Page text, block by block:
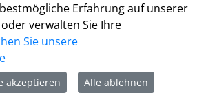
ist generell nur mit
Termine können unter
gebucht werden. Für
ist keine Terminvereinbarung
Erfahrung auf unserer
verwalten Sie Ihre
Sie unsere
akzeptieren Alle ablehnen